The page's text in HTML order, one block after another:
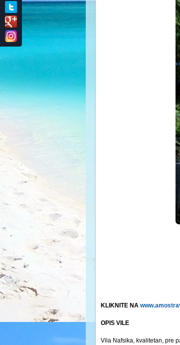
KLIKNITE NA
OPIS VILE
Vila Nafsika, kvalitetan, pre